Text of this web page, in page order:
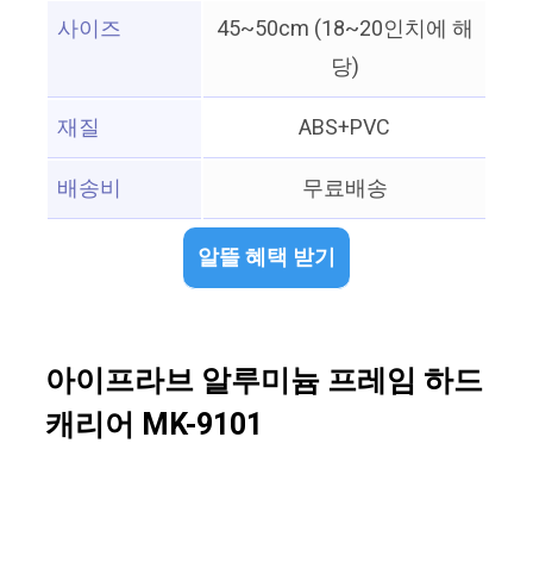
사이즈
45~50cm (18~20인치에 해
당)
재질
ABS+PVC
배송비
무료배송
알뜰 혜택 받기
아이프라브 알루미늄 프레임 하드
캐리어 MK-9101